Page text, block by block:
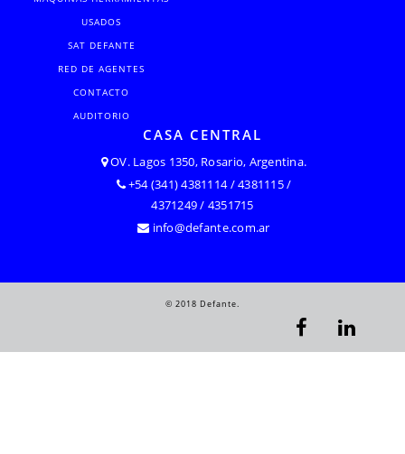
USADOS
SAT DEFANTE
RED DE AGENTES
CONTACTO
AUDITORIO
CASA CENTRAL
OV. Lagos 1350, Rosario, Argentina.
+54 (341) 4381114 / 4381115 /
4371249 / 4351715
info@defante.com.ar
© 2018 Defante.